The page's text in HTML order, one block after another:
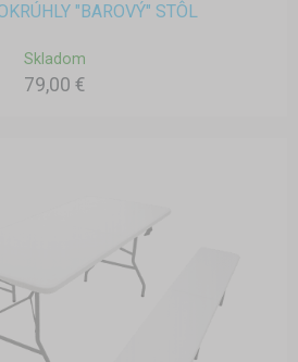
"BAROVÝ" STÔL
Skladom
79,00 €